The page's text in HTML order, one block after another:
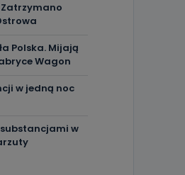
Zatrzymano
Polska. Mijają
Wagon
w jedną noc
w